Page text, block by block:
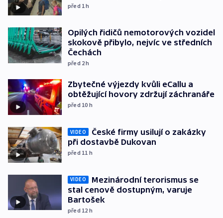
před 1h
Opilých řidičů nemotorových vozidel
skokově přibylo, nejvíc ve středních
Čechách
před 2h
Zbytečné výjezdy kvůli eCallu a
obtěžující hovory zdržují záchranáře
před 10 h
VIDEO
České firmy usilují o zakázky
při dostavbě Dukovan
před 11 h
VIDEO
Mezinárodní terorismus se
stal cenově dostupným, varuje
Bartošek
před 12 h